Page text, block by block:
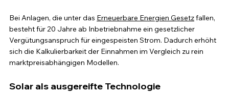
Bei Anlagen, die unter das Erneuerbare Energien Gesetz fallen,
besteht für 20 Jahre ab Inbetriebnahme ein gesetzlicher
Vergütungsanspruch für eingespeisten Strom. Dadurch erhöht
sich die Kalkulierbarkeit der Einnahmen im Vergleich zu rein
marktpreisabhängigen Modellen.
Solar als ausgereifte Technologie